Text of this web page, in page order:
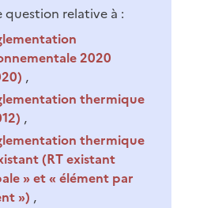
question relative à :
2020
,
thermique
,
thermique
(RT existant
» et « élément par
») ,